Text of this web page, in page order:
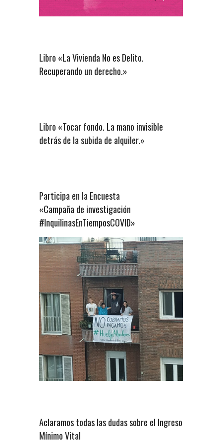
Libro «La Vivienda No es Delito.
Recuperando un derecho.»
Libro «Tocar fondo. La mano invisible
detrás de la subida de alquiler.»
Participa en la Encuesta
«Campaña de investigación
#InquilinasEnTiemposCOVID»
Aclaramos todas las dudas sobre el Ingreso
Mínimo Vital